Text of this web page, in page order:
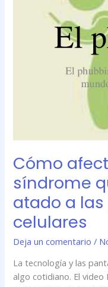
Cómo
síndrome
atado a
celulares
Deja un comentario /
La tecnología y las
algo cotidiano. El
pantallas
de
los
celulares